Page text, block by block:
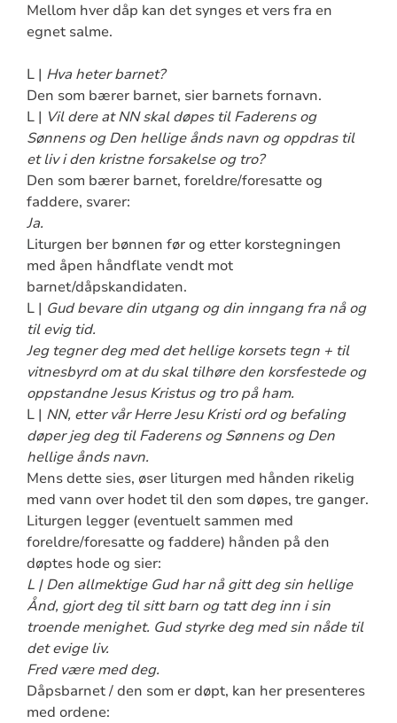
Mellom hver dåp kan det synges et vers fra en
egnet salme.
L | Hva heter barnet?
Den som bærer barnet, sier barnets fornavn.
L | Vil dere at NN skal døpes til Faderens og
Sønnens og Den hellige ånds navn og oppdras til
et liv i den kristne forsakelse og tro?
Den som bærer barnet, foreldre/foresatte og
faddere, svarer:
Ja.
Liturgen ber bønnen før og etter korstegningen
med åpen håndflate vendt mot
barnet/dåpskandidaten.
L | Gud bevare din utgang og din inngang fra nå og
til evig tid.
Jeg tegner deg med det hellige korsets tegn + til
vitnesbyrd om at du skal tilhøre den korsfestede og
oppstandne Jesus Kristus og tro på ham.
L | NN, etter vår Herre Jesu Kristi ord og befaling
døper jeg deg til Faderens og Sønnens og Den
hellige ånds navn.
Mens dette sies, øser liturgen med hånden rikelig
med vann over hodet til den som døpes, tre ganger.
Liturgen legger (eventuelt sammen med
foreldre/foresatte og faddere) hånden på den
døptes hode og sier:
L | Den allmektige Gud har nå gitt deg sin hellige
Ånd, gjort deg til sitt barn og tatt deg inn i sin
troende menighet. Gud styrke deg med sin nåde til
det evige liv.
Fred være med deg.
Dåpsbarnet / den som er døpt, kan her presenteres
med ordene: